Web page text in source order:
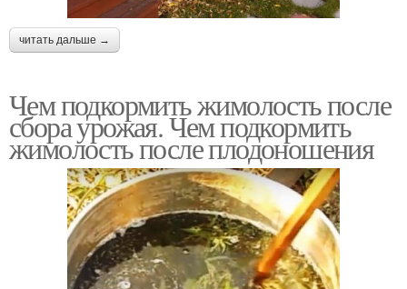
читать дальше →
Чем подкормить жимолость после
сбора урожая. Чем подкормить
жимолость после плодоношения